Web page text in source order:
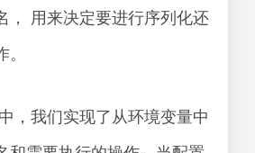
， 用来决定要进行序列化还
，我们实现了从环境变量中